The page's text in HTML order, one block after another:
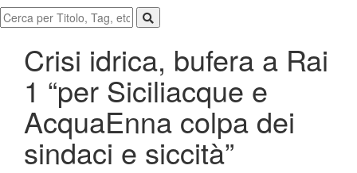
Crisi idrica, bufera a Rai
1 “per Siciliacque e
AcquaEnna colpa dei
sindaci e siccità”